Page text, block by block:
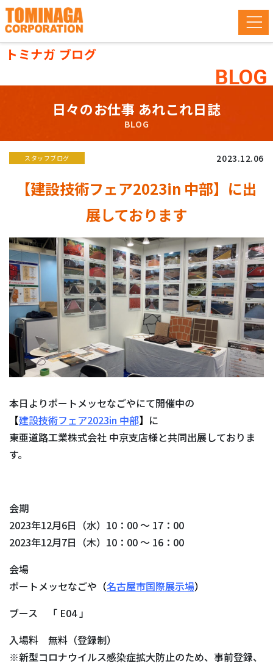
トミナガ ブログ
BLOG
日々のお仕事 あれこれ日誌
BLOG
スタッフブログ 2023.12.06
【建設技術フェア2023in 中部】に出
展しております
本日よりポートメッセなごやにて開催中の
【建設技術フェア2023in 中部】 に
東亜道路工業株式会社 中京支店様と共同出展しておりま
す。
会期
2023年12月6日（水）10：00 ～ 17：00
2023年12月7日（木）10：00 ～ 16：00
会場
ポートメッセなごや （名古屋市国際展示場）
ブース 「 E04 」
入場料 無料（登録制）
※新型コロナウイルス感染症拡大防止のため、事前登録、